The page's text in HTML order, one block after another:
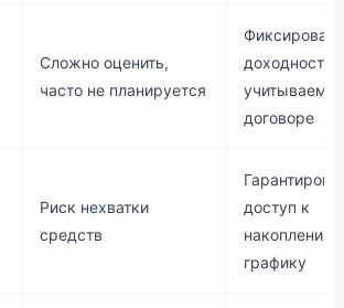
Сложно оценить,
часто не планируется
доходность,
договоре
Риск нехватки
средств
доступ к
графику